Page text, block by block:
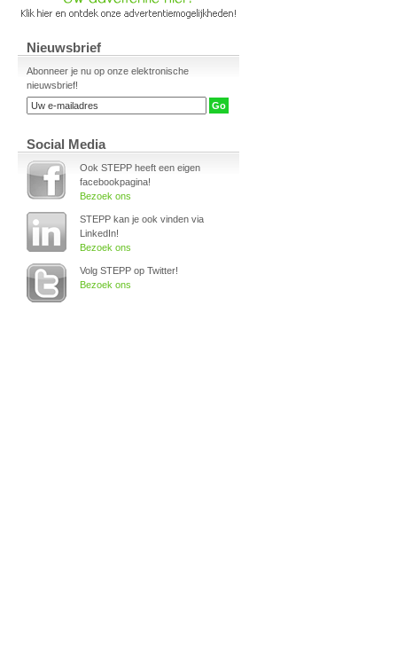
Nieuwsbrief
Abonneer je nu op onze elektronische
nieuwsbrief!
Social Media
Ook STEPP heeft een eigen
facebookpagina!
Bezoek ons
STEPP kan je ook vinden via
LinkedIn!
Bezoek ons
Volg STEPP op Twitter!
Bezoek ons